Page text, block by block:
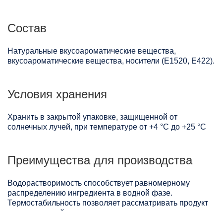
Состав
Натуральные вкусоароматические вещества,
вкусоароматические вещества, носители (Е1520, Е422).
Условия хранения
Хранить в закрытой упаковке, защищенной от
солнечных лучей, при температуре от +4 °C до +25 °C
Преимущества для производства
Водорастворимость способствует равномерному
распределению ингредиента в водной фазе.
Термостабильность позволяет рассматривать продукт